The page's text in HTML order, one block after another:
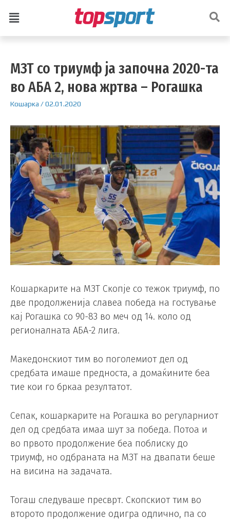
МЗТ со триумф ја започна 2020-та
во АБА 2, нова жртва – Рогашка
Кошарка /02.01.2020
Кошаркарите на МЗТ Скопје со тежок триумф, по
две продолженија славеа победа на гостување
кај Рогашка со 90-83 во меч од 14. коло од
регионалната АБА-2 лига.
Македонскиот тим во поголемиот дел од
средбата имаше предноста, а домаќините беа
тие кои го бркаа резултатот.
Сепак, кошаркарите на Рогашка во регуларниот
дел од средбата имаа шут за победа. Потоа и
во првото продолжение беа поблиску до
триумф, но одбраната на МЗТ на двапати беше
на висина на задачата.
Тогаш следуваше пресврт. Скопскиот тим во
второто продолжение одигра одлично, па со